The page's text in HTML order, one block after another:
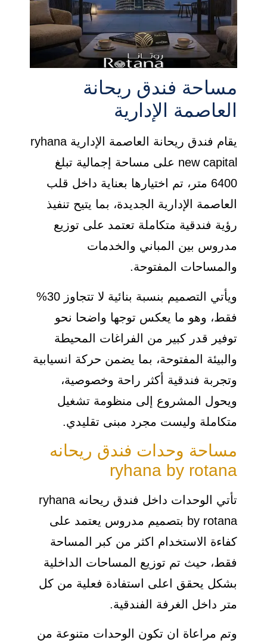
مساحة فندق ريحانة
العاصمة الإدارية
يقام فندق ريحانة العاصمة الإدارية ryhana
new capital على مساحة إجمالية تبلغ
6400 متر، تم اختيارها بعناية داخل قلب
العاصمة الإدارية الجديدة، بما يتيح تنفيذ
رؤية فندقية متكاملة تعتمد على توزيع
مدروس بين المباني والخدمات
والمساحات المفتوحة.
ويأتي التصميم بنسبة بنائية لا تتجاوز 30%
فقط، وهو ما يعكس توجها واضحا نحو
توفير قدر كبير من الفراغات المحيطة
والبيئة المفتوحة، بما يضمن حركة انسيابية
وتجربة فندقية أكثر راحة وخصوصية،
ويحول المشروع إلى منظومة تشغيل
متكاملة وليست مجرد مبنى تقليدي.
مساحة وحدات فندق ريحانه
ryhana by rotana
تأتي الوحدات داخل فندق ريحانه ryhana
by rotana بتصميم مدروس يعتمد على
كفاءة الاستخدام اكثر من كبر المساحة
فقط، حيث تم توزيع المساحات الداخلية
بشكل يحقق اعلى استفادة فعلية من كل
متر داخل الغرفة الفندقية.
وتم مراعاة ان تكون الوحدات متنوعة من